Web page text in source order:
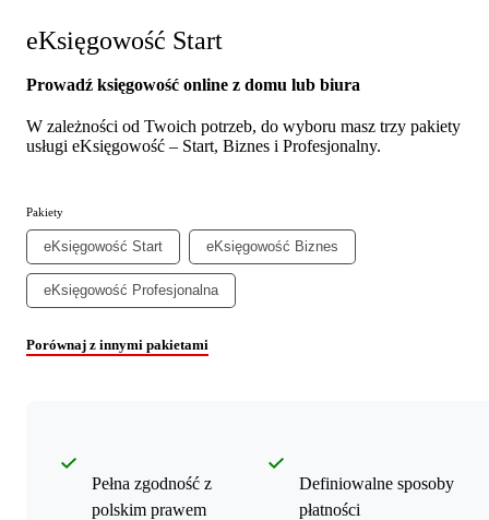
eKsięgowość Start
Prowadź księgowość online z domu lub biura
W zależności od Twoich potrzeb, do wyboru masz trzy pakiety
usługi eKsięgowość – Start, Biznes i Profesjonalny.
Pakiety
eKsięgowość Start eKsięgowość Biznes
eKsięgowość Profesjonalna
Porównaj z innymi pakietami
Pełna zgodność z
polskim prawem
Definiowalne sposoby
płatności